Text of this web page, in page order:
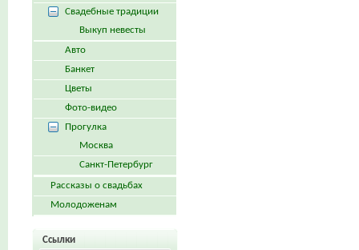
Свадебные традиции
Выкуп невесты
Авто
Банкет
Цветы
Фото-видео
Прогулка
Москва
Санкт-Петербург
Рассказы о свадьбах
Молодоженам
Ссылки